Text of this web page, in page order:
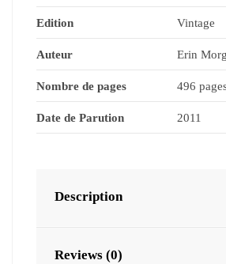
Edition Vintage
Auteur Erin
Nombre de pages 496
Date de Parution 2011
Description
Reviews (0)